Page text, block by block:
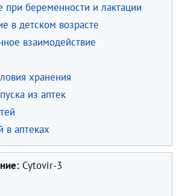
при беременности и лактации
в детском возрасте
взаимодействие
хранения
из аптек
в аптеках
Cytovir-3